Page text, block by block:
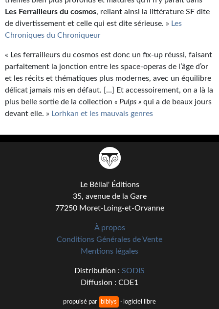
Les Ferrailleurs du cosmos, reliant ainsi la littérature SF dite
de divertissement et celle qui est dite sérieuse. » Les
Chroniques du Chroniqueur
« Les ferrailleurs du cosmos est donc un fix-up réussi, faisant
parfaitement la jonction entre les space-operas de l’âge d’or
et les récits et thématiques plus modernes, avec un équilibre
délicat jamais mis en défaut. […] Et accessoirement, on a là la
plus belle sortie de la collection « Pulps » qui a de beaux jours
devant elle. » Lorhkan et les mauvais genres
Le Bélial' Éditions
35, avenue de la Gare
77250 Moret-Loing-et-Orvanne
À propos
Conditions Générales de Vente
Mentions légales
Distribution : SODIS
Diffusion : CDE1
propulsé par biblys · logiciel libre